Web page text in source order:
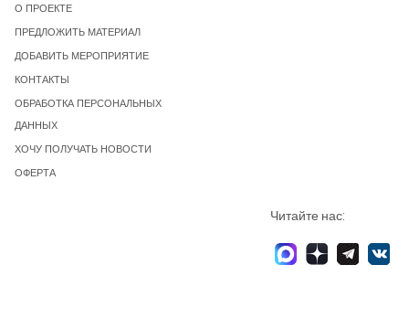
О ПРОЕКТЕ
ПРЕДЛОЖИТЬ МАТЕРИАЛ
ДОБАВИТЬ МЕРОПРИЯТИЕ
КОНТАКТЫ
ОБРАБОТКА ПЕРСОНАЛЬНЫХ
ДАННЫХ
ХОЧУ ПОЛУЧАТЬ НОВОСТИ
ОФЕРТА
Читайте нас: